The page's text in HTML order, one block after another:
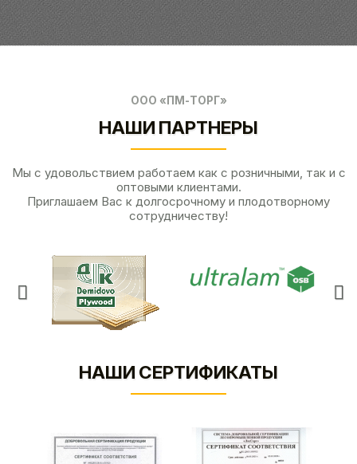
ООО «ПМ-ТОРГ»
НАШИ ПАРТНЕРЫ
Мы с удовольствием работаем как с розничными, так и с
оптовыми клиентами.
Приглашаем Вас к долгосрочному и плодотворному
сотрудничеству!
НАШИ СЕРТИФИКАТЫ